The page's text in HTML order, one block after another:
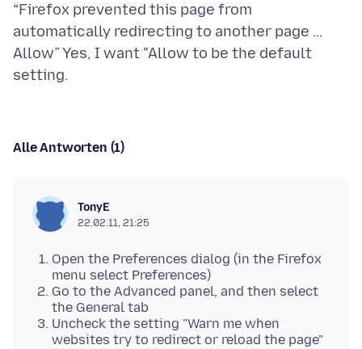
“Firefox prevented this page from
automatically redirecting to another page …
Allow” Yes, I want "Allow to be the default
Alle Antworten (1)
TonyE
22.02.11, 21:25
Open the Preferences dialog (in the Firefox
menu select Preferences)
Go to the Advanced panel, and then select
the General tab
Uncheck the setting "Warn me when
websites try to redirect or reload the page"